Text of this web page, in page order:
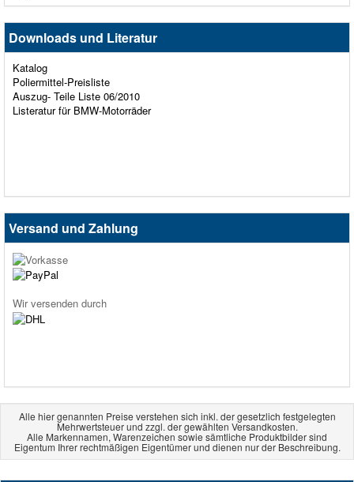
Downloads und Literatur
Katalog
Poliermittel-Preisliste
Auszug- Teile Liste 06/2010
Listeratur für BMW-Motorräder
Versand und Zahlung
Wir versenden durch
Alle hier genannten Preise verstehen sich inkl. der gesetzlich festgelegten
Mehrwertsteuer und zzgl. der gewählten Versandkosten.
Alle Markennamen, Warenzeichen sowie sämtliche Produktbilder sind
Eigentum Ihrer rechtmäßigen Eigentümer und dienen nur der Beschreibung.